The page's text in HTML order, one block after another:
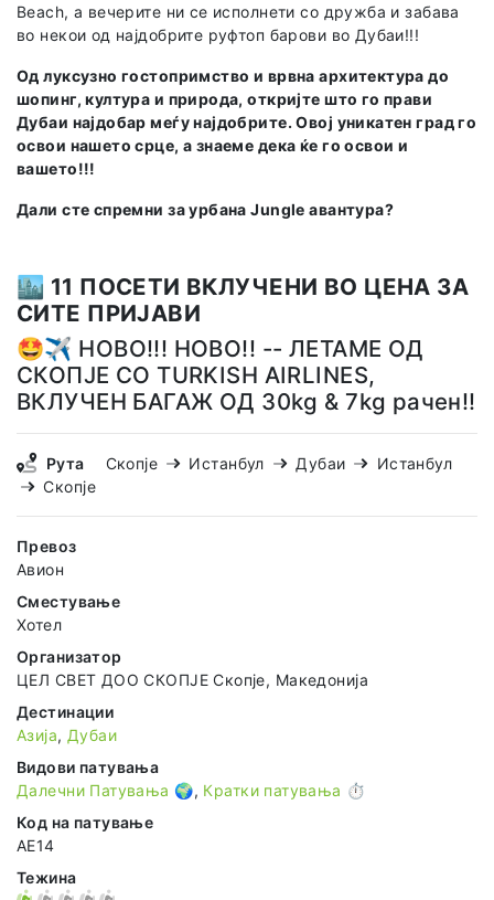
Beach, а вечерите ни се исполнети со дружба и забава
во некои од најдобрите руфтоп барови во Дубаи!!!
Од луксузно гостопримство и врвна архитектура до
шопинг, култура и природа, откријте што го прави
Дубаи најдобар меѓу најдобрите. Oвој уникатен град го
освои нашето срце, а знаеме дека ќе го освои и
вашето!!!
Дали сте спремни за урбана Jungle авантура?
🏙️ 11 ПОСЕТИ ВКЛУЧЕНИ ВО ЦЕНА ЗА
СИТЕ ПРИЈАВИ
🤩✈️ НОВО!!! НОВО!! -- ЛЕТАМЕ ОД
СКОПЈЕ СО TURKISH AIRLINES,
ВКЛУЧЕН БАГАЖ ОД 30kg & 7kg рачен!!
Рута Скопје Истанбул Дубаи
Истанбул
Скопје
Превоз
Авион
Сместување
Хотел
Организатор
ЦЕЛ СВЕТ ДОО СКОПЈЕ Скопје, Македонија
Дестинации
Азија, Дубаи
Видови патувања
Далечни Патувања 🌍, Кратки патувања ⏱️
Код на патување
AE14
Тежина